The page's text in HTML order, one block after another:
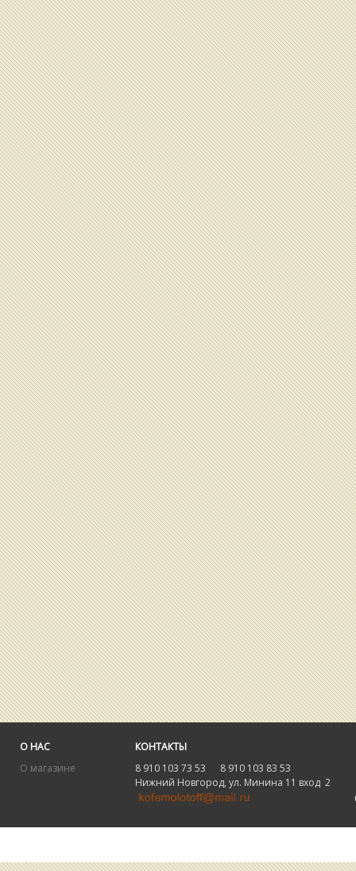
О НАС
О магазине
КОНТАКТЫ
8 910 103 73 53 8 910 103 83 53
Нижний Новгород, ул. Минина 11 вход 2